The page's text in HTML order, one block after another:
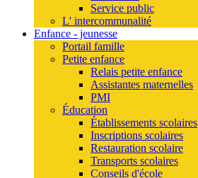
Service public
L' intercommunalité
Enfance - jeunesse
Portail famille
Petite enfance
Relais petite enfance
Assistantes maternelles
PMI
Éducation
Établissements scolaires
Inscriptions scolaires
Restauration scolaire
Transports scolaires
Conseils d'école